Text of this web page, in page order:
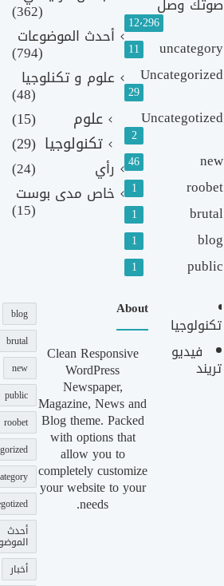
12٬296
uncategory
11
Uncategorized
29
Uncategotized
2
new
46
roobet
1
brutal
1
blog
1
public
1
(362)
أحدث الموضوعات
(794)
علوم و تكنلوجيا
(48)
علوم
(15)
تكنولوجيا (29)
رأي
(24)
خاص مدى بوست
(15)
تكنولوجيا
فيديو
تريند
About
Clean Responsive
WordPress
Newspaper,
Magazine, News and
Blog theme. Packed
with options that
allow you to
completely customize
your website to your
needs.
blog
brutal
new
public
roobet
أحدث
أخبار